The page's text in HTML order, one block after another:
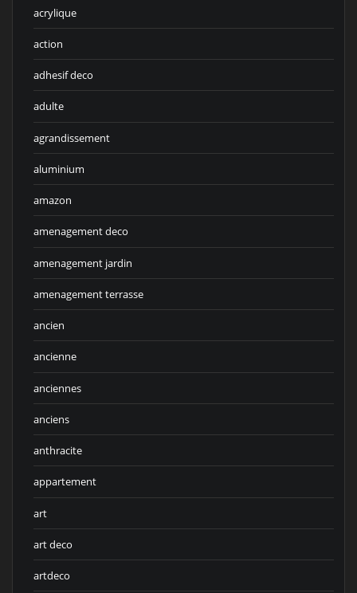
acrylique
action
adhesif deco
adulte
agrandissement
aluminium
amazon
amenagement deco
amenagement jardin
amenagement terrasse
ancien
ancienne
anciennes
anciens
anthracite
appartement
art
art deco
artdeco